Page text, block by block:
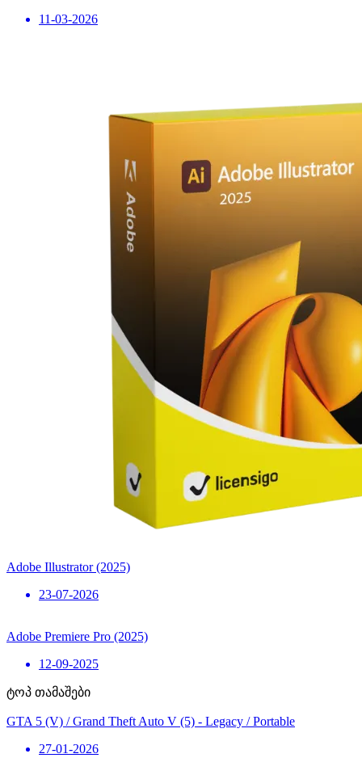
11-03-2026
Adobe Illustrator (2025)
23-07-2026
Adobe Premiere Pro (2025)
12-09-2025
ტოპ თამაშები
GTA 5 (V) / Grand Theft Auto V (5) - Legacy / Portable
27-01-2026